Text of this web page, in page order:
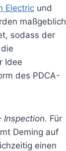
Electric und
maßgeblich
sodass der
Idee
des PDCA-
Inspection. Für
Deming auf
einen